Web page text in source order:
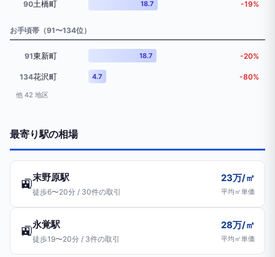
90土橋町 18.7 -19%
お手頃帯（91〜134位）
91東新町 18.7 -20%
134花沢町 4.7 -80%
他 42 地区
最寄り駅の相場
🚉末野原駅
徒歩6〜20分 / 30件の取引
23万/㎡
平均㎡単価
🚉永覚駅
徒歩19〜20分 / 3件の取引
28万/㎡
平均㎡単価